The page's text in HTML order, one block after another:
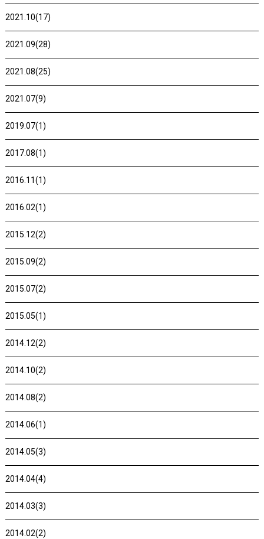
2021.10(17)
2021.09(28)
2021.08(25)
2021.07(9)
2019.07(1)
2017.08(1)
2016.11(1)
2016.02(1)
2015.12(2)
2015.09(2)
2015.07(2)
2015.05(1)
2014.12(2)
2014.10(2)
2014.08(2)
2014.06(1)
2014.05(3)
2014.04(4)
2014.03(3)
2014.02(2)